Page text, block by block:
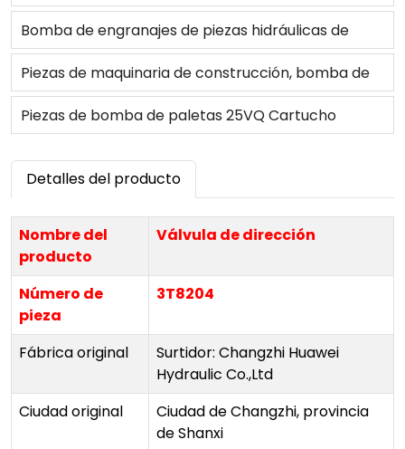
engranajes 9W5426 para el modelo 416B
de paletas 45VQ 3G2237 1U2671 3G2234 3G2235
6J1534
Bomba de engranajes de piezas hidráulicas de
fábrica OEM 3G4768 para Bulldozer D6D
Piezas de maquinaria de construcción, bomba de
aceite hidráulico Ass'y AR9835 para NT855
Piezas de bomba de paletas 25VQ Cartucho
Detalles del producto
Nombre del
producto
Válvula de dirección
Número de
pieza
3T8204
Fábrica original
Surtidor: Changzhi Huawei
Hydraulic Co.,Ltd
Ciudad original
Ciudad de Changzhi, provincia
de Shanxi